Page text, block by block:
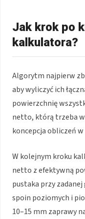
Jak krok po
kalkulatora?
Algorytm najpierw
aby wyliczyć ich
powierzchnię
netto, którą trzeba
koncepcja obliczeń
W kolejnym kroku
netto z efektywną
pustaka przy
spoin poziomych i
10–15 mm zaprawy